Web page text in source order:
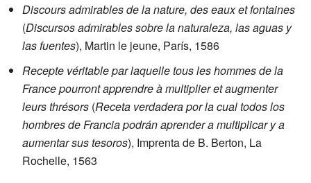
Discours admirables de la nature, des eaux et fontaines
(Discursos admirables sobre la naturaleza, las aguas y
las fuentes), Martin le jeune, París, 1586
Recepte véritable par laquelle tous les hommes de la
France pourront apprendre à multiplier et augmenter
leurs thrésors (Receta verdadera por la cual todos los
hombres de Francia podrán aprender a multiplicar y a
aumentar sus tesoros), Imprenta de B. Berton, La
Rochelle, 1563